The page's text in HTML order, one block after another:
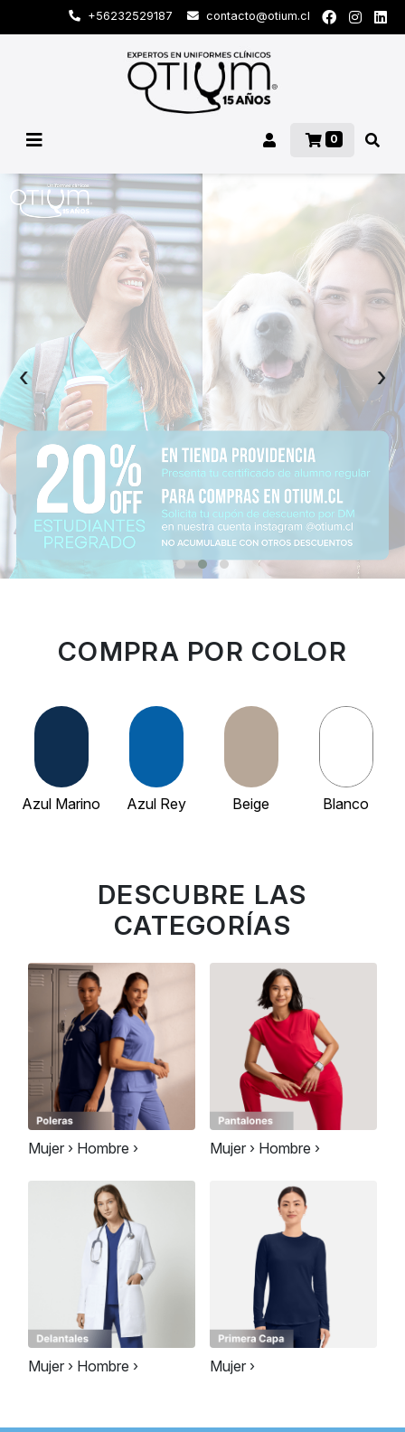
+56232529187 contacto@otium.cl
0
‹ ›
COMPRA POR COLOR
Azul Marino Azul Rey Beige Blanco
DESCUBRE LAS
CATEGORÍAS
Mujer › Hombre › Mujer › Hombre ›
Mujer › Hombre › Mujer ›